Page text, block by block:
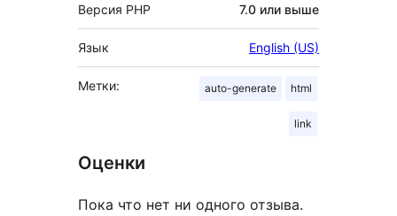
Версия PHP 7.0 или выше
Язык English (US)
Метки: auto-generate html
link
Оценки
Пока что нет ни одного отзыва.